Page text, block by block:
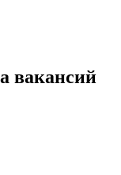
вакансий